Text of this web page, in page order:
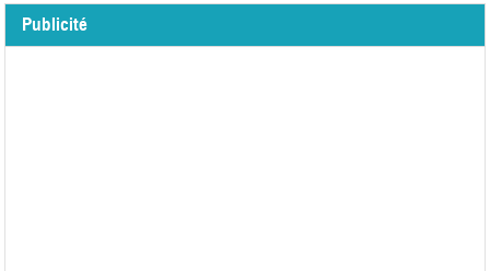
Publicité